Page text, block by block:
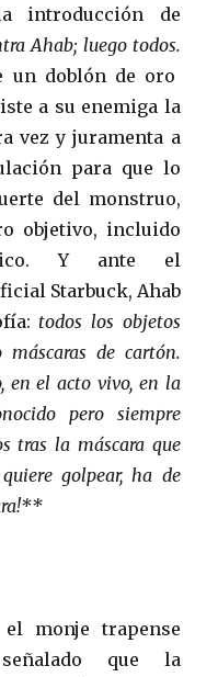
introducción de
Ahab; luego todos.
un doblón de oro
a su enemiga la
vez y juramenta a
para que lo
del monstruo,
objetivo, incluido
Y ante el
Starbuck, Ahab
todos los objetos
de cartón.
en el acto vivo, en la
pero siempre
tras la máscara que
golpear, ha de
monje trapense
que la